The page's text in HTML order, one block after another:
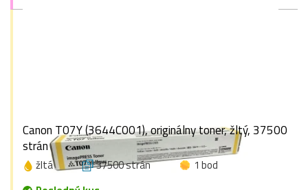
Canon T07Y (3644C001), originálny toner, žltý, 37500
strán
žltá 37500 strán
1 bod